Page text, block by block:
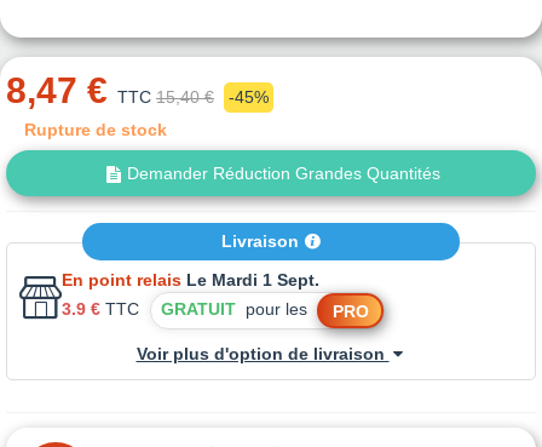
8,47 € TTC 15,40 €
-45%
Rupture de stock
Demander Réduction Grandes Quantités
Livraison
En point relais Le Mardi 1 Sept.
3.9 € TTC GRATUIT pour les PRO
Voir plus d'option de livraison